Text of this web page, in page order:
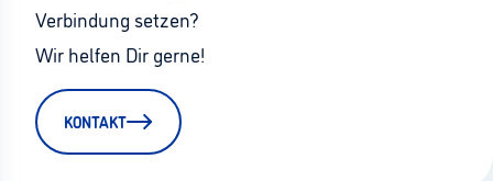
Verbindung setzen?
Wir helfen Dir gerne!
KONTAKT